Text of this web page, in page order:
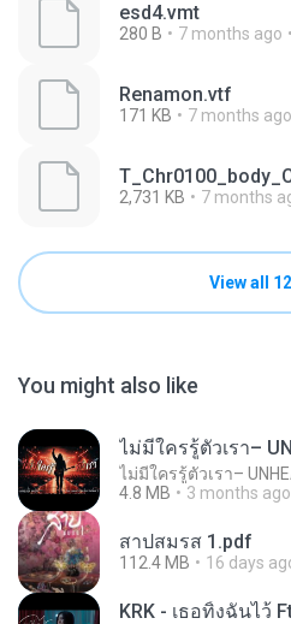
esd4.vmt
280 B 7 months ago
Renamon.vtf
171 KB 7 months ago
2,731 KB 7 months
View all
You might also like
4.8 MB
3 months ago
สาปสมรส 1.pdf
112.4 MB 16 days
KRK - เธอทิ้งฉันไว้